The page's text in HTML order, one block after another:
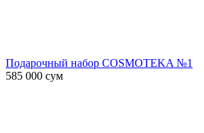
Подарочный набор COSMOTEKA №1
585 000 сум